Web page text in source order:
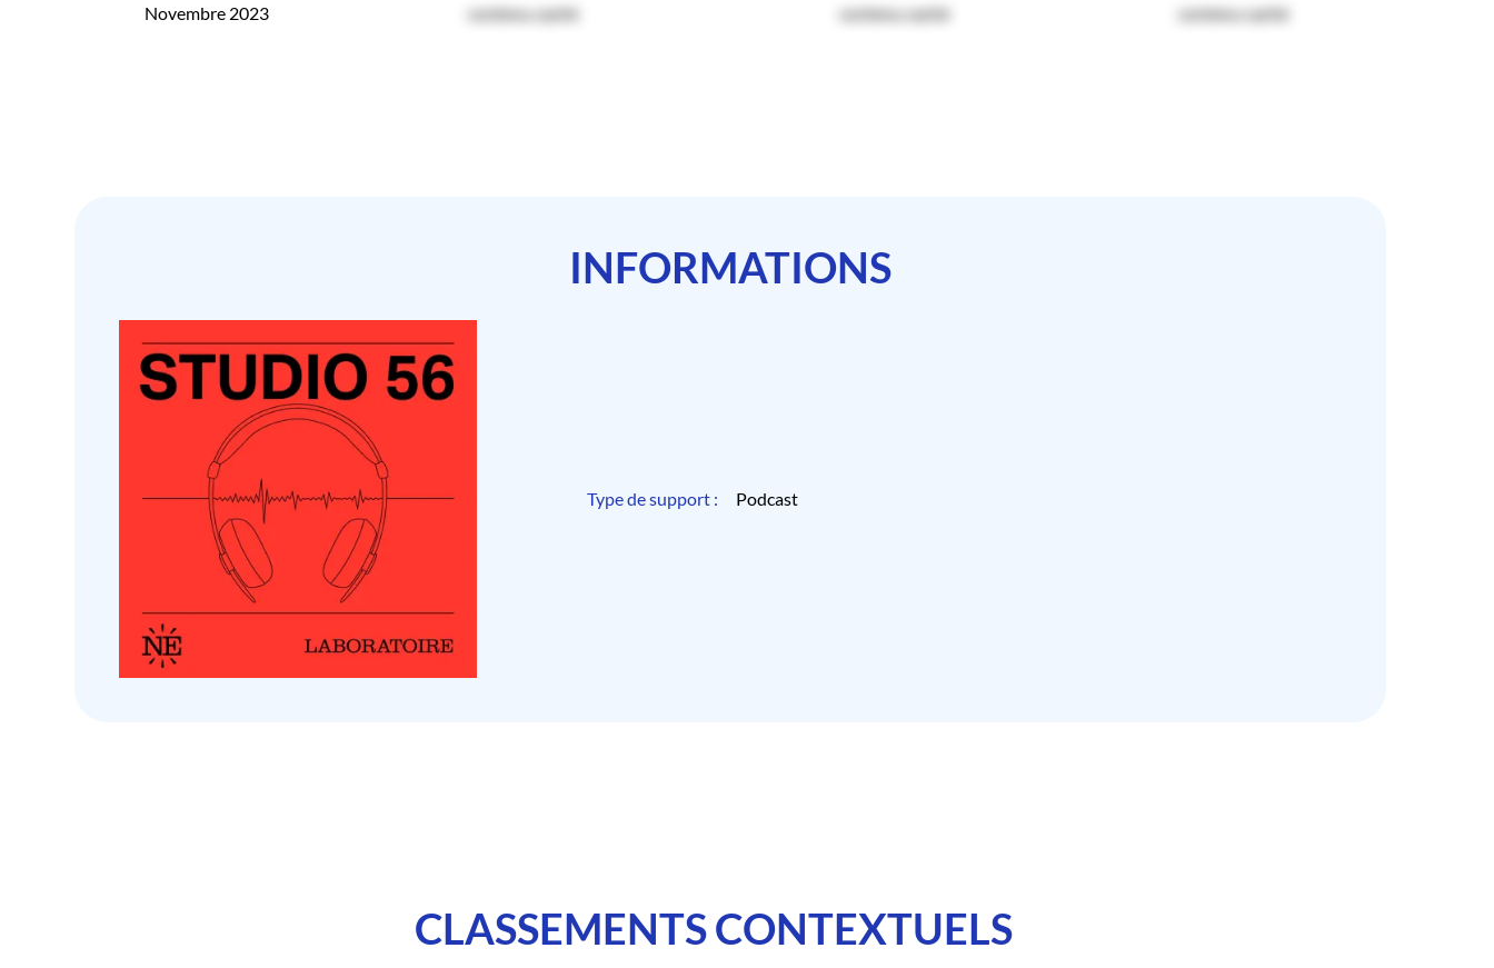
Novembre 2023 contenu caché contenu caché contenu caché
INFORMATIONS
Type de support : Podcast
CLASSEMENTS CONTEXTUELS